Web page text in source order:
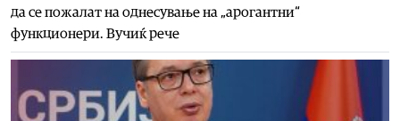
да се пожалат на однесување на „арогантни“
функционери. Вучиќ рече